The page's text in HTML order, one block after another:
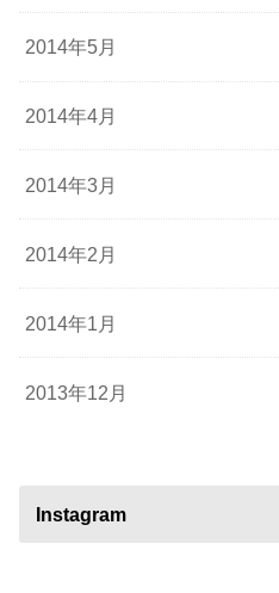
2014年5月
2014年4月
2014年3月
2014年2月
2014年1月
2013年12月
Instagram